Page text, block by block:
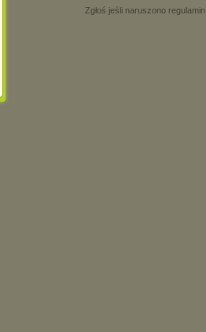
Zgłoś jeśli naruszono regulamin